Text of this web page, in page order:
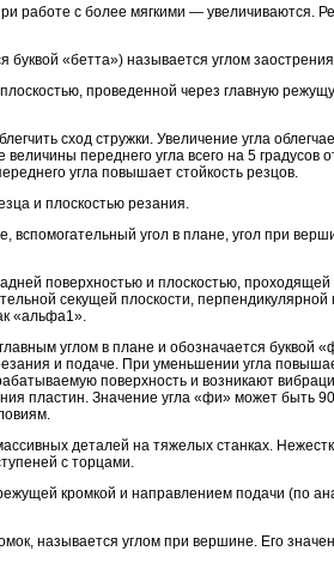
работе с более мягкими — увеличиваются.
«бетта») называется углом
проведенной через главную
сход стружки. Увеличение угла
переднего угла всего на 5
угла повышает стойкость резцов.
и плоскостью резания.
вспомогательный угол в плане, угол при
поверхностью и плоскостью,
секущей плоскости,
«альфа1».
углом в плане и обозначается буквой
и подаче. При уменьшении угла
поверхность и возникают
пластин. Значение угла «фи» может быть
деталей на тяжелых станках.
с торцами.
кромкой и направлением подачи (по
называется углом при вершине. Его